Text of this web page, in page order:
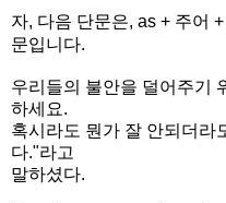
자, 다음 단문은, as + 주어
문입니다.
우리들의 불안을 덜어주기
하세요.
혹시라도 뭔가 잘 안되더라
다."라고
말하셨다.